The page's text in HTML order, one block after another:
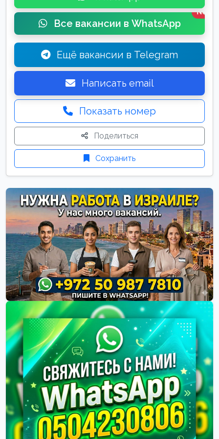
Все вакансии в WhatsApp
New
Ещё вакансии в Telegram
Написать email
Показать номер
Поделиться
Сохранить